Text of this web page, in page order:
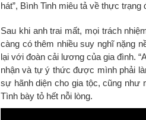
hát”, Bình Tinh miêu tả về thực
Sau khi anh trai mất, mọi trách
càng có thêm nhiều suy nghĩ nặng
lại với đoàn cải lương của gia đình.
nhận và tự ý thức được mình phải
sự hãnh diện cho gia tộc, cũng như
Tình bày tỏ hết nỗi lòng.